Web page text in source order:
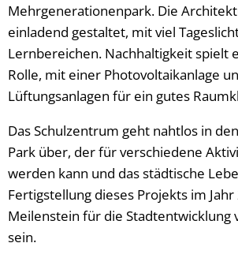
Mehrgenerationenpark. Die
einladend gestaltet, mit viel
Lernbereichen. Nachhaltigkeit spielt
Rolle, mit einer Photovoltaikanlage
Lüftungsanlagen für ein gutes
Das Schulzentrum geht nahtlos in
Park über, der für verschiedene
werden kann und das städtische
Fertigstellung dieses Projekts im
Meilenstein für die Stadtentwicklung
sein.